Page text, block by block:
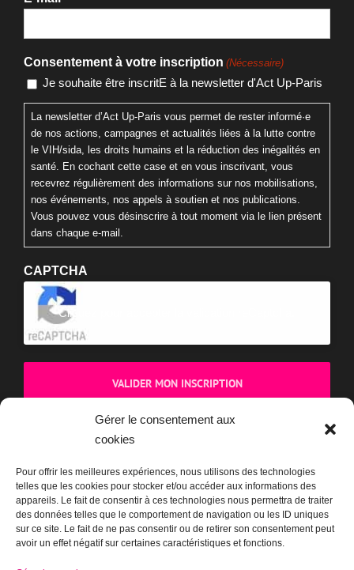
Gérer le consentement aux
cookies
Pour offrir les meilleures expériences, nous utilisons des technologies
telles que les cookies pour stocker et/ou accéder aux informations des
appareils. Le fait de consentir à ces technologies nous permettra de traiter
des données telles que le comportement de navigation ou les ID uniques
sur ce site. Le fait de ne pas consentir ou de retirer son consentement peut
avoir un effet négatif sur certaines caractéristiques et fonctions.
Consentement à votre inscription (Nécessaire)
Je souhaite être inscritE à la newsletter d'Act Up-Paris
La newsletter d’Act Up-Paris vous permet de rester informé·e
de nos actions, campagnes et actualités liées à la lutte contre
le VIH/sida, les droits humains et la réduction des inégalités en
santé. En cochant cette case et en vous inscrivant, vous
recevrez régulièrement des informations sur nos mobilisations,
nos événements, nos appels à soutien et nos publications.
Vous pouvez vous désinscrire à tout moment via le lien présent
dans chaque e-mail.
CAPTCHA
Cliquez pour accepter la validation reCaptcha.
BOUTIQUE